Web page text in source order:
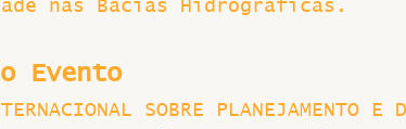
nas Bacias Hidrográficas.
Evento
SOBRE PLANEJAMENTO E